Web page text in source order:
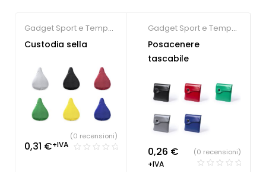
Gadget Sport e Tempo
Libero
Custodia sella
0,31 €+IVA
(0 recensioni)
Gadget Sport e Tempo
Libero
Posacenere
tascabile
0,26 €
+IVA
(0 recensioni)